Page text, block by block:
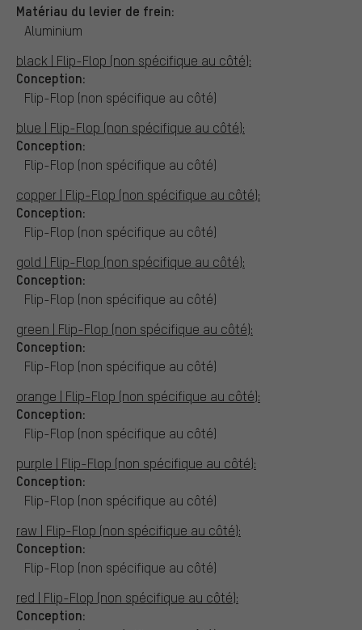
Matériau du levier de frein:
Aluminium
black | Flip-Flop (non spécifique au côté):
Conception:
Flip-Flop (non spécifique au côté)
blue | Flip-Flop (non spécifique au côté):
Conception:
Flip-Flop (non spécifique au côté)
copper | Flip-Flop (non spécifique au côté):
Conception:
Flip-Flop (non spécifique au côté)
gold | Flip-Flop (non spécifique au côté):
Conception:
Flip-Flop (non spécifique au côté)
green | Flip-Flop (non spécifique au côté):
Conception:
Flip-Flop (non spécifique au côté)
orange | Flip-Flop (non spécifique au côté):
Conception:
Flip-Flop (non spécifique au côté)
purple | Flip-Flop (non spécifique au côté):
Conception:
Flip-Flop (non spécifique au côté)
raw | Flip-Flop (non spécifique au côté):
Conception:
Flip-Flop (non spécifique au côté)
red | Flip-Flop (non spécifique au côté):
Conception: